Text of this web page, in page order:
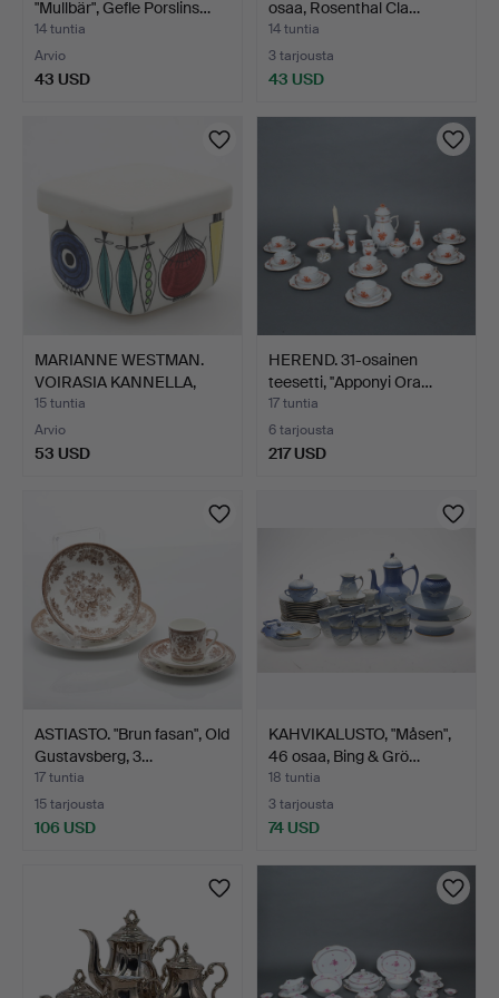
"Mullbär", Gefle Porslins…
14 tuntia
Arvio
43 USD
osaa, Rosenthal Cla…
14 tuntia
3 tarjousta
43 USD
MARIANNE WESTMAN.
VOIRASIA KANNELLA,
"Pick…
15 tuntia
Arvio
53 USD
HEREND. 31-osainen
teesetti, ''Apponyi Ora…
17 tuntia
6 tarjousta
217 USD
ASTIASTO. "Brun fasan", Old
Gustavsberg, 3…
17 tuntia
15 tarjousta
106 USD
KAHVIKALUSTO, "Måsen",
46 osaa, Bing & Grö…
18 tuntia
3 tarjousta
74 USD